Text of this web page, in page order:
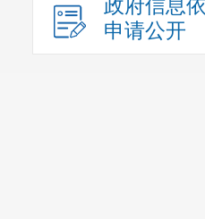
政府信息依
申请公开